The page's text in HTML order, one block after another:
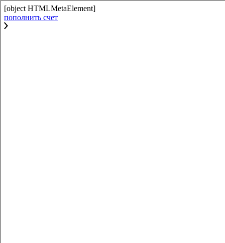
[object HTMLMetaElement]
пополнить счет